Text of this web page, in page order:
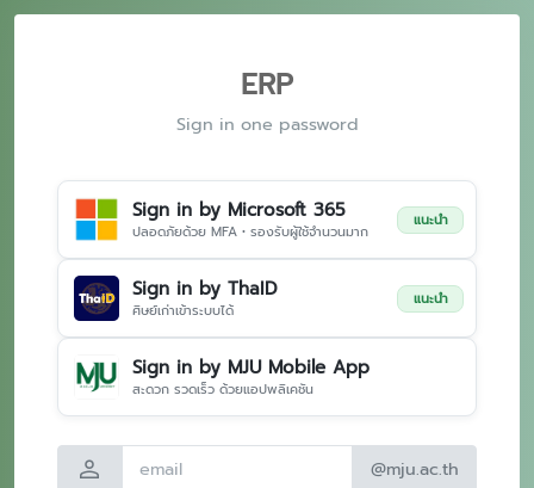
ERP
Sign in one password
Sign in by Microsoft 365
ปลอดภัยด้วย MFA • รองรับผู้ใช้จำนวนมาก
แนะนำ
Sign in by ThaID
ศิษย์เก่าเข้าระบบได้
แนะนำ
Sign in by MJU Mobile App
สะดวก รวดเร็ว ด้วยแอปพลิเคชัน
person @mju.ac.th